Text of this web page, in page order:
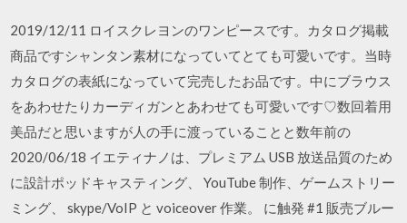
2019/12/11 ロイスクレヨンのワンピースです。カタログ掲載
商品ですシャンタン素材になっていてとても可愛いです。当時
カタログの表紙になっていて完売したお品です。中にブラウス
をあわせたりカーディガンとあわせても可愛いです♡数回着用
美品だと思いますが人の手に渡っていることと数年前の
2020/06/18 イエティナノは、プレミアム USB 放送品質のため
に設計ポッドキャスティング、 YouTube 制作、ゲームストリー
ミング、 skype/VoIP と voiceover 作業。 に触発 #1 販売ブルー